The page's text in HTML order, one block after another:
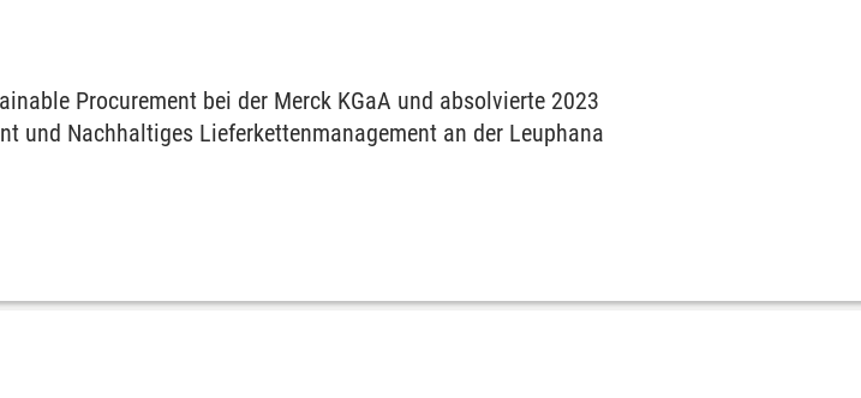
Procurement bei der Merck KGaA und absolvierte 2023
und Nachhaltiges Lieferkettenmanagement an der Leuphana